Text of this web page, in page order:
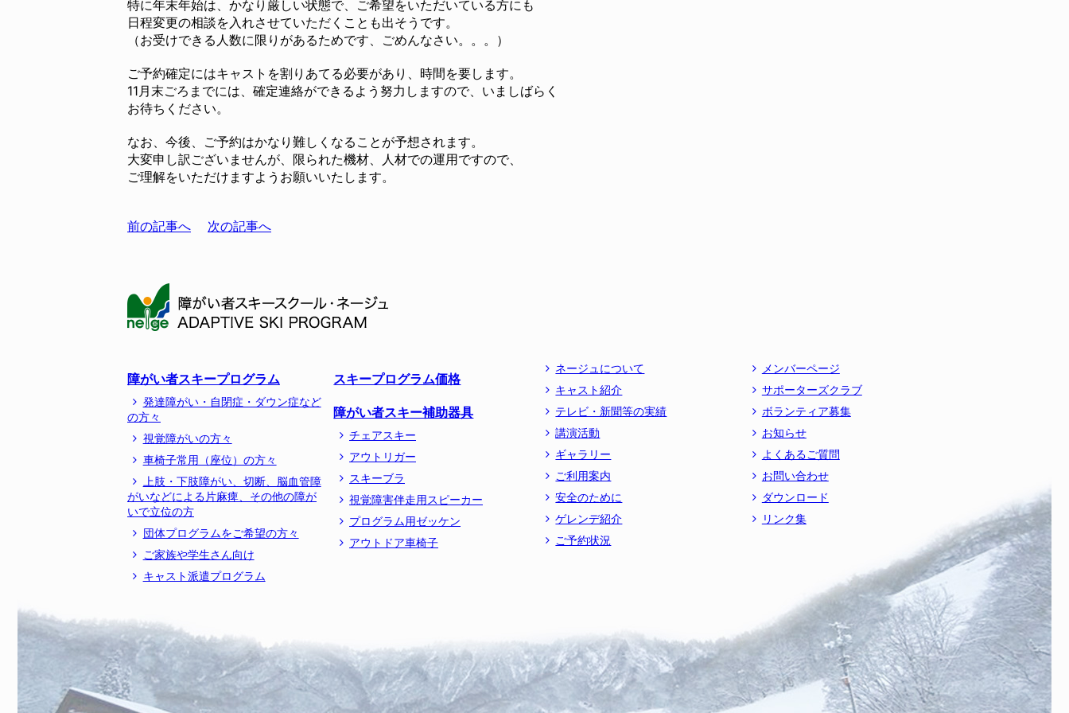
特に年末年始は、かなり厳しい状態で、ご希望をいただいている方にも
日程変更の相談を入れさせていただくことも出そうです。
（お受けできる人数に限りがあるためです、ごめんなさい。。。）
ご予約確定にはキャストを割りあてる必要があり、時間を要します。
11月末ごろまでには、確定連絡ができるよう努力しますので、いましばらく
お待ちください。
なお、今後、ご予約はかなり難しくなることが予想されます。
大変申し訳ございませんが、限られた機材、人材での運用ですので、
ご理解をいただけますようお願いいたします。
前の記事へ 次の記事へ
障がい者スキープログラム
発達障がい・自閉症・ダウン症など
の方々
視覚障がいの方々
車椅子常用（座位）の方々
上肢・下肢障がい、切断、脳血管障
がいなどによる片麻痺、その他の障が
いで立位の方
団体プログラムをご希望の方々
ご家族や学生さん向け
キャスト派遣プログラム
スキープログラム価格
障がい者スキー補助器具
チェアスキー
アウトリガー
スキーブラ
視覚障害伴走用スピーカー
プログラム用ゼッケン
アウトドア車椅子
ネージュについて
キャスト紹介
テレビ・新聞等の実績
講演活動
ギャラリー
ご利用案内
安全のために
ゲレンデ紹介
ご予約状況
メンバーページ
サポーターズクラブ
ボランティア募集
お知らせ
よくあるご質問
お問い合わせ
ダウンロード
リンク集